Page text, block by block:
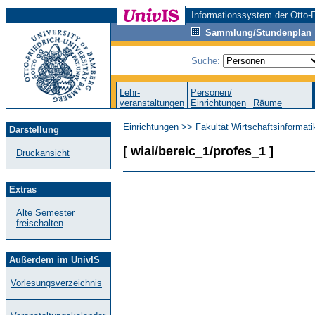
Informationssystem der
Sammlung/Stundenplan
Suche:
Lehr-
veranstaltungen
Personen/
Einrichtungen
Räume
Darstellung
Druckansicht
Extras
Alte Semester
freischalten
Außerdem im UnivIS
Vorlesungsverzeichnis
Einrichtungen >> Fakultät
[ wiai/bereic_1/profes_1 ]